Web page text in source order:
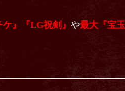
』 『LG祝剣』 や最大『宝